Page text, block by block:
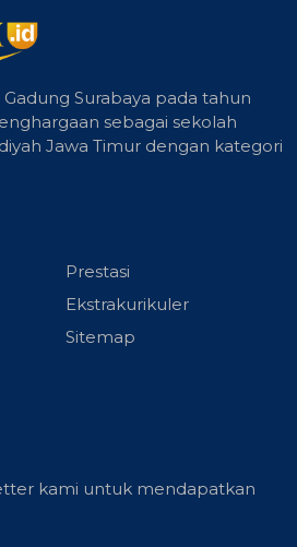
Surabaya pada tahun
sebagai sekolah
Jawa Timur dengan kategori
Prestasi
Ekstrakurikuler
Sitemap
kami untuk mendapatkan